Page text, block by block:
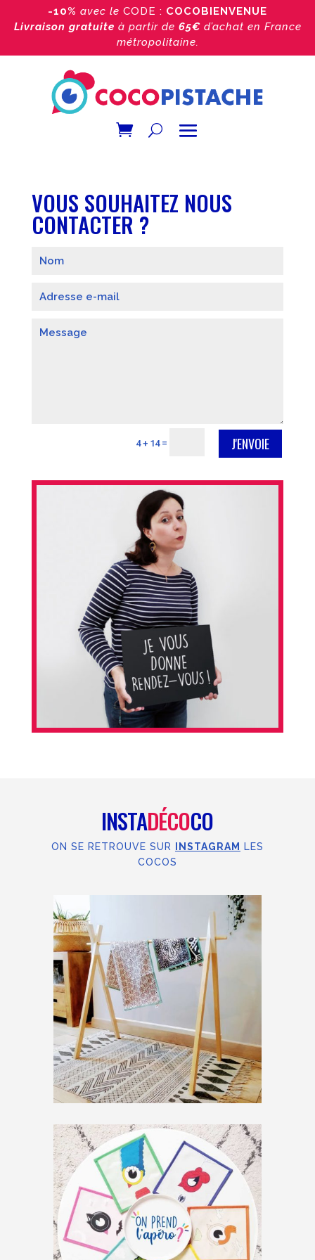
-10% avec le CODE : COCOBIENVENUE
Livraison gratuite à partir de 65€ d’achat en France
métropolitaine.
VOUS SOUHAITEZ NOUS
CONTACTER ?
4 + 14= J'ENVOIE
INSTADÉCOCO
ON SE RETROUVE SUR INSTAGRAM
LES
COCOS